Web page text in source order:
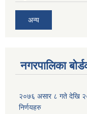
अन्य
नगरपालिका
२०७६ असार ८ गते देखि
निर्णयहरु